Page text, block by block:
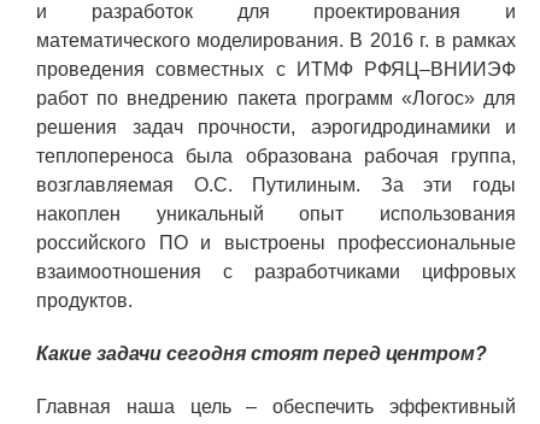
Цифровые продукты
Электротехника
Системы безопасности
Прочая продукция
Испытательный центр ВЭИ
СОЦИАЛЬНАЯ ОТВЕТСТВЕННОСТЬ
Охрана окружающей среды
и разработок для проектирования и
математического моделирования. В 2016 г. в рамках
проведения совместных с ИТМФ РФЯЦ–ВНИИЭФ
работ по внедрению пакета программ «Логос» для
решения задач прочности, аэрогидродинамики и
теплопереноса была образована рабочая группа,
возглавляемая О.С. Путилиным. За эти годы
накоплен уникальный опыт использования
российского ПО и выстроены профессиональные
взаимоотношения с разработчиками цифровых
продуктов.
Какие задачи сегодня стоят перед центром?
Главная наша цель – обеспечить эффективный